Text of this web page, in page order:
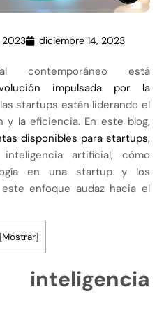
2023 diciembre 14, 2023
contemporáneo está
impulsada por la
startups están liderando el
y la eficiencia. En este blog,
disponibles para startups,
artificial, cómo
en una startup y los
enfoque audaz hacia el
Mostrar